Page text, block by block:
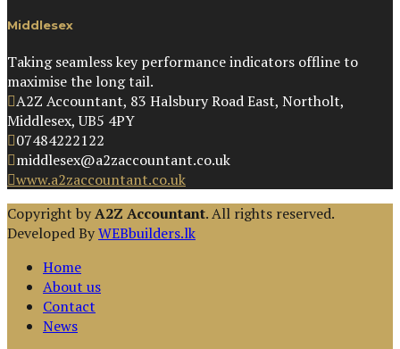
Middlesex
Taking seamless key performance indicators offline to
maximise the long tail.
A2Z Accountant, 83 Halsbury Road East, Northolt,
Middlesex, UB5 4PY
07484222122
middlesex@a2zaccountant.co.uk
www.a2zaccountant.co.uk
Copyright byA2Z Accountant. All rights reserved.
Developed ByWEBbuilders.lk
Home
About us
Contact
News